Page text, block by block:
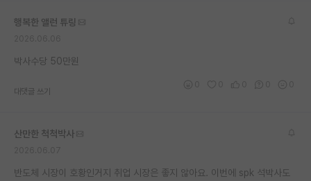
재팬라운지 🌸
행복한 앨런 튜링
박사수당 50만원
대댓글 쓰기
산만한 척척박사
반도체 시장이 호황인거지 취업 시장은 좋지 않아요. 이번에 spk 석박사도